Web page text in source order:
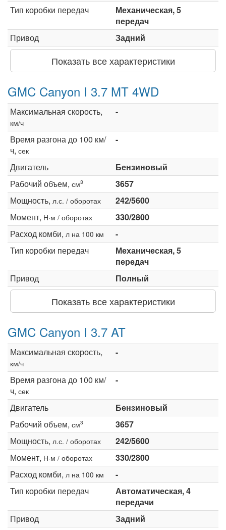
Тип коробки передач
Механическая, 5
передач
Привод
Задний
Показать все характеристики
GMC Canyon I 3.7 MT 4WD
Максимальная скорость,
км/ч
-
Время разгона до 100 км/
ч, сек
-
Двигатель
Бензиновый
Рабочий объем, см3
3657
Мощность, л.с. / оборотах
242/5600
Момент, Н·м / оборотах
330/2800
Расход комби, л на 100 км
-
Тип коробки передач
Механическая, 5
передач
Привод
Полный
Показать все характеристики
GMC Canyon I 3.7 AT
Максимальная скорость,
км/ч
-
Время разгона до 100 км/
ч, сек
-
Двигатель
Бензиновый
Рабочий объем, см3
3657
Мощность, л.с. / оборотах
242/5600
Момент, Н·м / оборотах
330/2800
Расход комби, л на 100 км
-
Тип коробки передач
Автоматическая, 4
передачи
Привод
Задний